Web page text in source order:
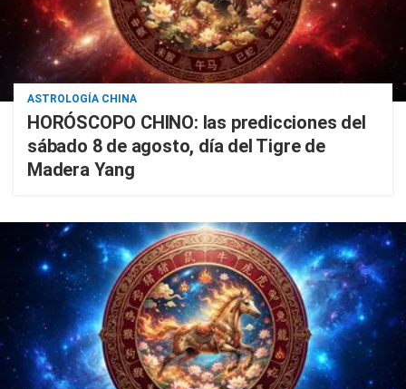
ASTROLOGÍA CHINA
HORÓSCOPO CHINO: las predicciones del
sábado 8 de agosto, día del Tigre de
Madera Yang